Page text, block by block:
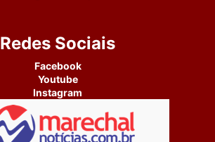
Redes Sociais
Facebook
Youtube
Instagram